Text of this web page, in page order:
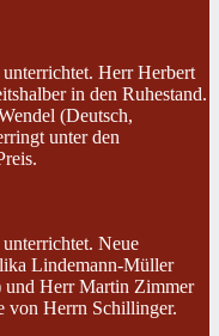
Herr Herbert
in den Ruhestand.
(Deutsch,
unter den
Neue
Lindemann-Müller
und Herr Martin Zimmer
von Herrn Schillinger.